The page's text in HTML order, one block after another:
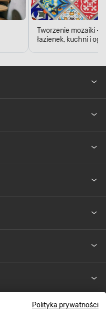
Polityka prywatności
Tworzenie mozaiki -
łazienek, kuchni i